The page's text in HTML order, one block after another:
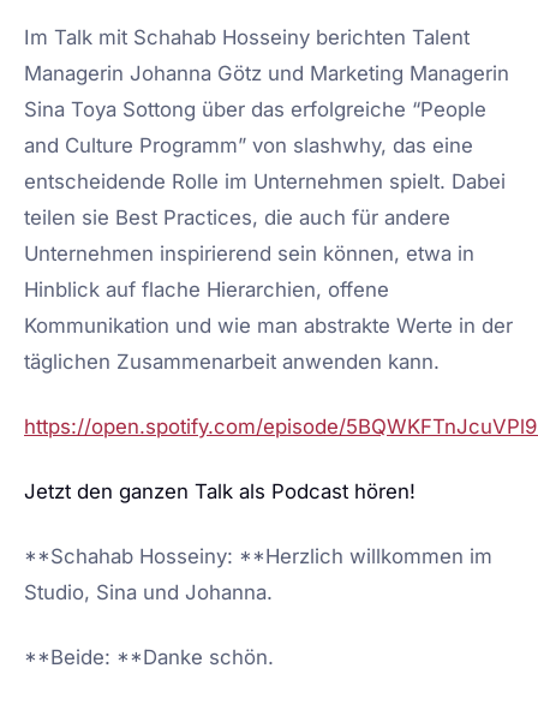
Im Talk mit Schahab Hosseiny berichten Talent
Managerin Johanna Götz und Marketing Managerin
Sina Toya Sottong über das erfolgreiche “People
and Culture Programm” von slashwhy, das eine
entscheidende Rolle im Unternehmen spielt. Dabei
teilen sie Best Practices, die auch für andere
Unternehmen inspirierend sein können, etwa in
Hinblick auf flache Hierarchien, offene
Kommunikation und wie man abstrakte Werte in der
täglichen Zusammenarbeit anwenden kann.
https://open.spotify.com/episode/
Jetzt den ganzen Talk als Podcast hören!
**Schahab Hosseiny: **Herzlich willkommen im
Studio, Sina und Johanna.
**Beide: **Danke schön.